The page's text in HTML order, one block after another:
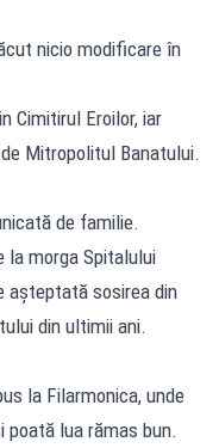
nicio modificare în
Cimitirul Eroilor, iar
Mitropolitul Banatului.
de familie.
la morga Spitalului
așteptată sosirea din
din ultimii ani.
la Filarmonica, unde
lua rămas bun.